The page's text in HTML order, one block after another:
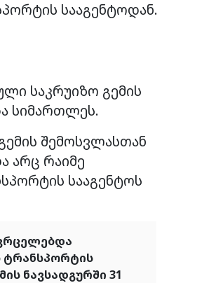
სააგენტოდან.
საკრუიზო გემის
სიმართლეს.
შემოსვლასთან
არც რაიმე
სააგენტოს
ტრანსპორტის
ნავსადგურში 31